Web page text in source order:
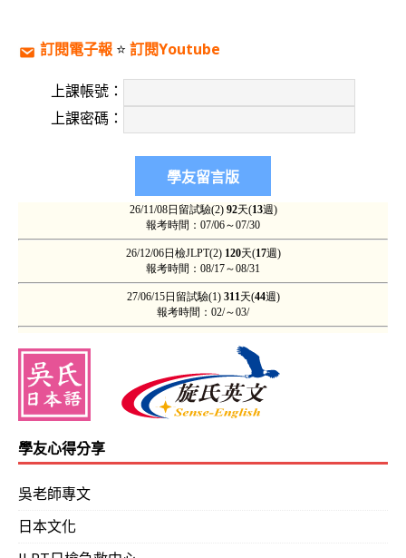
訂閱電子報 ⭐️ 訂閱Youtube
上課帳號：
上課密碼：
學友心得分享
吳老師專文
日本文化